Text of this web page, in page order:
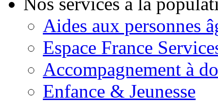
Aides aux personnes
Espace France
Accompagnement à
Enfance & Jeunesse